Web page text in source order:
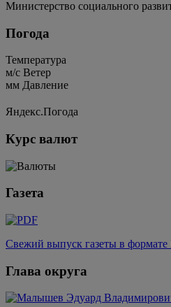
Министерство социального
Погода
Температура
м/c Ветер
мм Давление
Яндекс.Погода
Курс валют
Газета
Свежий выпуск газеты в формате
Глава округа